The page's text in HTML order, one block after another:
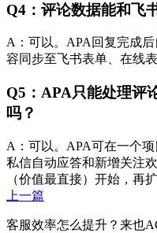
Q4：评论数据能和飞
A：可以。APA回复完成
容同步至飞书表单、在线
Q5：APA只能处理评
吗？
A：可以。APA可在一个
私信自动应答和新增关注
（价值最直接）开始，再扩
上一篇
客服效率怎么提升？来也